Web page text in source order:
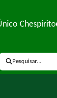
Chespirito
Pesquisar...